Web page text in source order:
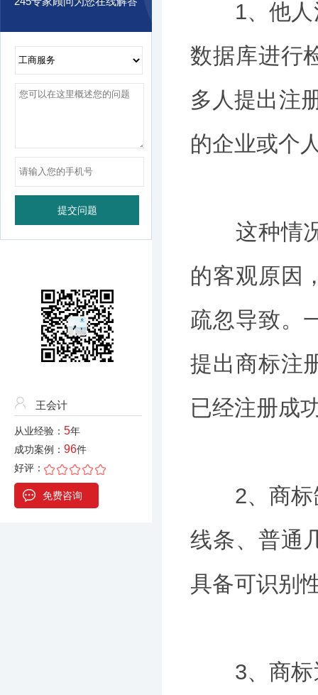
王会计
从业经验： 5年
成功案例： 96件
好评：
免费咨询
1、他人注
数据库进行
多人提出注
的企业或个
这种情况
的客观原因
疏忽导致。
提出商标注
已经注册成
2、商标缺
线条、普通
具备可识别
3、商标近